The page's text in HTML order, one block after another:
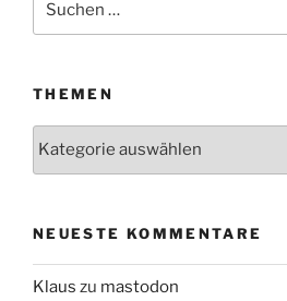
THEMEN
Themen
NEUESTE KOMMENTARE
Klaus zu mastodon